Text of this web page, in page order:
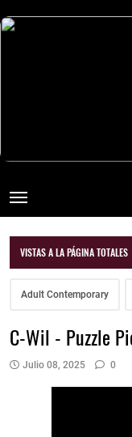
VISTAS A LA PÁGINA TOTALES
Adult Contemporary
C-Wil - Puzzle
Julio 08, 2025 0